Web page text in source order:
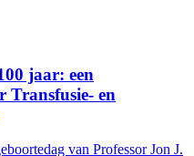
jaar: een
Transfusie- en
van Professor Jon J.